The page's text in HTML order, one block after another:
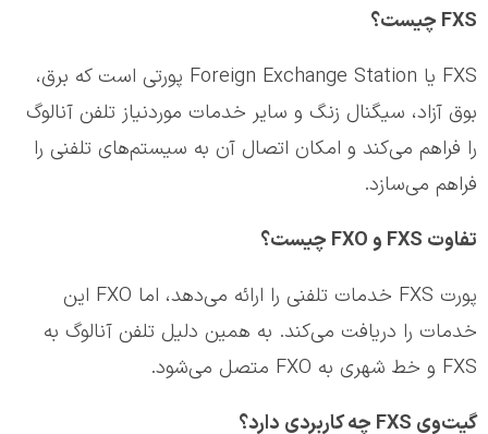
FXS چیست؟
FXS یا Foreign Exchange Station پورتی است که برق،
بوق آزاد، سیگنال زنگ و سایر خدمات موردنیاز تلفن آنالوگ
را فراهم می‌کند و امکان اتصال آن به سیستم‌های تلفنی را
فراهم می‌سازد.
تفاوت
و
چیست؟
پورت FXS خدمات تلفنی را ارائه می‌دهد، اما FXO این
خدمات را دریافت می‌کند. به همین دلیل تلفن آنالوگ به
FXS و خط شهری به FXO متصل می‌شود.
گیت‌وی
چه کاربردی دارد؟